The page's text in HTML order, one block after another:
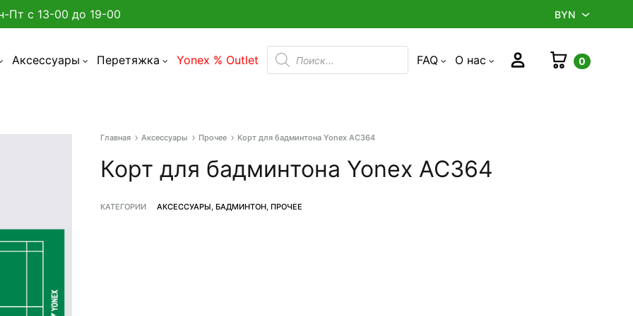
Пт с 13-00 до 19-00 BYN
Аксессуары Перетяжка Yonex % Outlet
Поиск
товаров
FAQ О нас Войти Корзина
0
Главная Аксессуары Прочее Корт для бадминтона Yonex AC364
Корт для бадминтона Yonex AC364
КАТЕГОРИИ АКСЕССУАРЫ, БАДМИНТОН, ПРОЧЕЕ